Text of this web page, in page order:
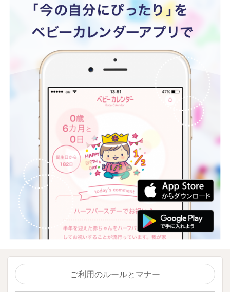
ご利用のルールとマナー